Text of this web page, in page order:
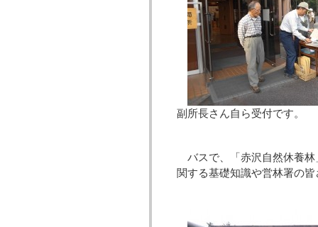
副所長さん自ら受付
バスで、「赤沢自然休養
関する基礎知識や営林署の